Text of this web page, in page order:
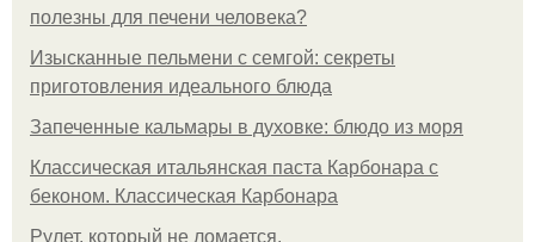
полезны для печени человека?
Изысканные пельмени с семгой: секреты
приготовления идеального блюда
Запеченные кальмары в духовке: блюдо из моря
Классическая итальянская паста Карбонара с
беконом. Классическая Карбонара
Рулет, который не ломается.